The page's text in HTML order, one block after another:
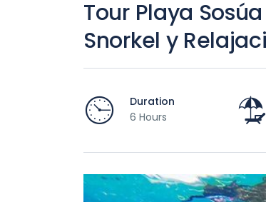
Tour Playa
Snorkel y
Duration
6 Hours